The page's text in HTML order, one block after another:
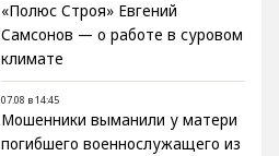
«Полюс Строя» Евгений
Самсонов — о работе в суровом
климате
07.08 в 14:45
Мошенники выманили у матери
погибшего военнослужащего из